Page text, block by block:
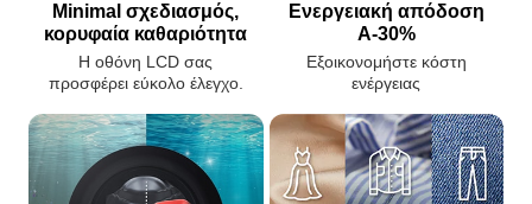
Minimal σχεδιασμός,
κορυφαία καθαριότητα
Η οθόνη LCD σας
προσφέρει εύκολο έλεγχο.
Ενεργειακή απόδοση
A-30%
Εξοικονομήστε κόστη
ενέργειας